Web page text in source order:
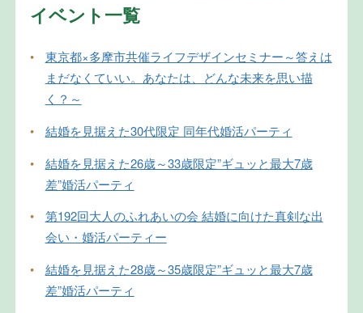
イベント一覧
•
東京都×多摩市共催ライフデザインセミナー～答えは
まだなくていい。あなたは、どんな未来を思い描
く？～
•
結婚を見据えた30代限定 同年代婚活パーティ
•
結婚を見据えた26歳～33歳限定”ギュッと最大7歳
差”婚活パーティ
•
第192回大人のふれあいの会 結婚に向けた真剣な出
会い・婚活パーティー
•
結婚を見据えた28歳～35歳限定”ギュッと最大7歳
差”婚活パーティ